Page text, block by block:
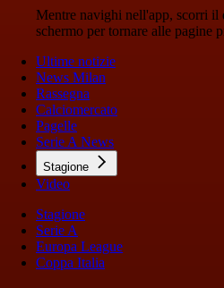
Mentre navighi nell'app, scorri il
schermo per tornare alle pagine
Ultime notizie
News Milan
Rassegna
Calciomercato
Pagelle
Serie A News
Stagione
Video
Stagione
Serie A
Europa League
Coppa Italia